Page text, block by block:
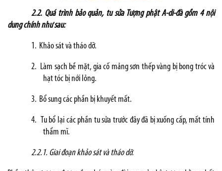
2.2. Quá trình bảo quản, tu sửa Tượng phật A-di-đà gồm 4 nội
dung chính như sau:
1. Khảo sát và tháo dỡ.
2. Làm sạch bề mặt, gia cố mảng sơn thếp vàng bị bong tróc và
hạt tóc bị nới lỏng.
3. Bổ sung các phần bị khuyết mất.
4. Tu bổ lại các phần tu sửa trước đây đã bị xuống cấp, mất tính
thẩm mĩ.
2.2.1. Giai đoạn khảo sát và tháo dỡ.